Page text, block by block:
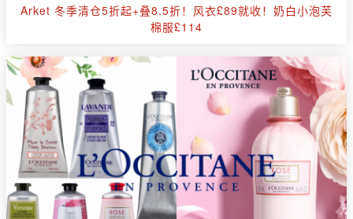
Arket 冬季清仓5折起+叠8.5折！风衣£89就收！奶白小泡芙
棉服£114